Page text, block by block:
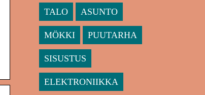
TALO ASUNTO
MÖKKI PUUTARHA
SISUSTUS
ELEKTRONIIKKA